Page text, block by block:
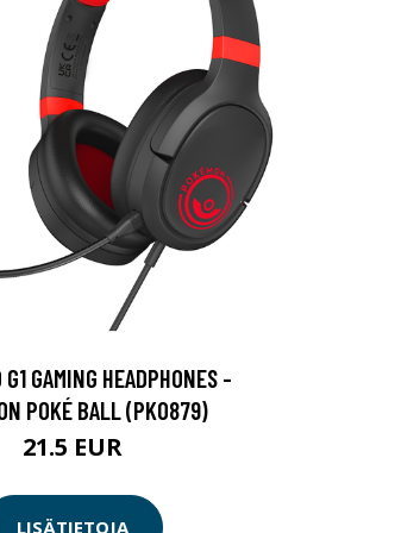
GAMING HEADPHONES -
POKÉ BALL (PK0879)
21.5 EUR
LISÄTIETOJA